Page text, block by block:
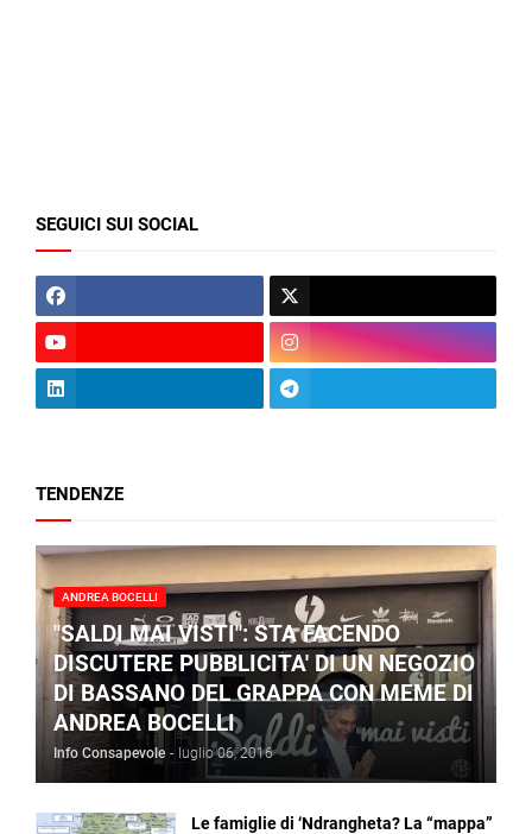
SEGUICI SUI SOCIAL
TENDENZE
ANDREA BOCELLI
"SALDI MAI VISTI": STA FACENDO
DISCUTERE PUBBLICITA' DI UN NEGOZIO
DI BASSANO DEL GRAPPA CON MEME DI
ANDREA BOCELLI
Info Consapevole - luglio 06, 2016
Le famiglie di ‘Ndrangheta? La “mappa”